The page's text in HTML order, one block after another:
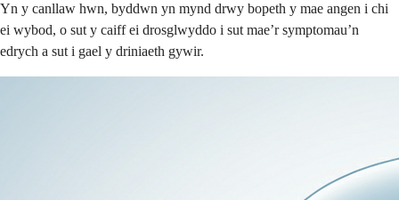
Yn y canllaw hwn, byddwn yn mynd drwy bopeth y mae angen i chi
ei wybod, o sut y caiff ei drosglwyddo i sut mae’r symptomau’n
edrych a sut i gael y driniaeth gywir.